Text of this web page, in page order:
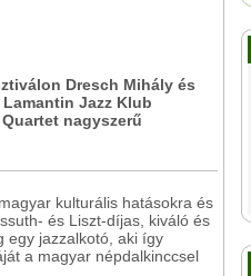
Dresch Mihály és
Jazz Klub
nagyszerű
kulturális hatásokra és
és Liszt-díjas, kiváló és
egy jazzalkotó, aki így
a magyar népdalkinccsel